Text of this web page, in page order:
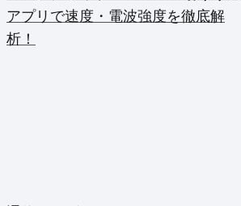
アプリで速度・電波強度を徹底解
析！